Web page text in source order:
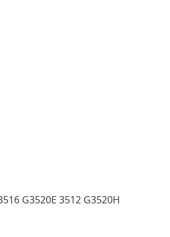
G3520E 3512 G3520H